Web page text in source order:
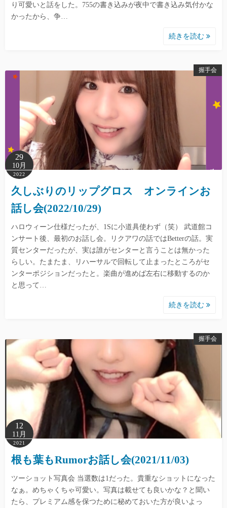
り可愛いと話をした。755の書き込みが夜中で書き込み気付かな
かったから、争…
続きを読む
握手会
29
10月
2022
久しぶりのリップグロス オンラインお
話し会(2022/10/29)
ハロウィーン仕様だったが、1Sに小道具使わず（笑） 武道館コ
ンサート後、最初のお話し会。リクアワの話ではBetterの話。実
質センターだったが、実は誰がセンターと言うことは無かった
らしい。たまたま、リハーサルで回転して止まったところがセ
ンターポジションだったと。楽曲が進めば左右に移動するのか
と思って…
続きを読む
握手会
12
11月
2021
根も葉もRumorお話し会(2021/11/03)
ツーショット写真会 当選数は1だった。貴重なショットになった
なぁ。めちゃくちゃ可愛い。写真は載せても良いかな？と聞い
たら、プレミアム感を保つために秘めておいた方が良いよっ